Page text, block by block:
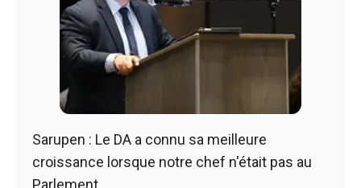
Sarupen : Le DA a connu sa meilleure
croissance lorsque notre chef n'était pas au
Parlement